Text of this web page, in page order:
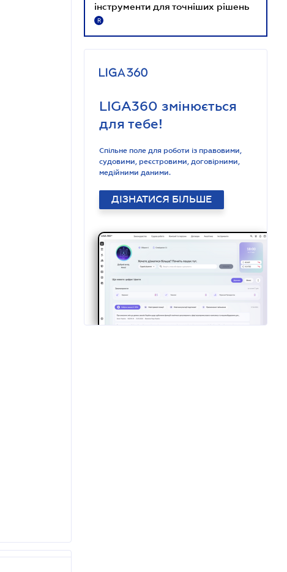
інструменти для точніших рішень
R
LIGA360 змінюється
для тебе!
Спільне поле для роботи із правовими,
судовими, реєстровими, договірними,
медійними даними.
ДІЗНАТИСЯ БІЛЬШЕ